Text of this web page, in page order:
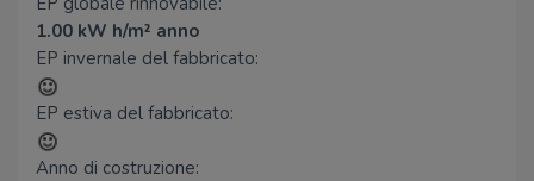
1.00 kW h/m² anno
EP invernale del fabbricato:
EP estiva del fabbricato:
Anno di costruzione: